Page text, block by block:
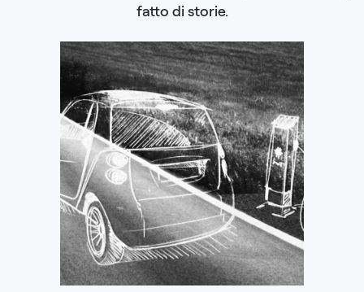
fatto di storie.